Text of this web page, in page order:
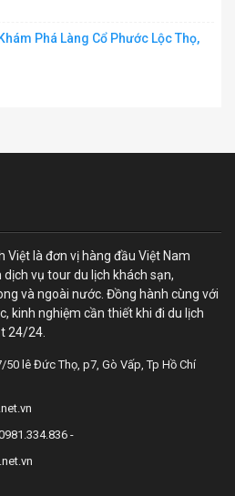
Phá Làng Cổ Phước Lộc Thọ,
Việt là đơn vị hàng đầu Việt Nam
vụ tour du lịch khách sạn,
và ngoài nước. Đồng hành cùng với
kinh nghiệm cần thiết khi đi du lịch
24/24.
50 lê Đức Thọ, p7, Gò Vấp, Tp Hồ Chí
-